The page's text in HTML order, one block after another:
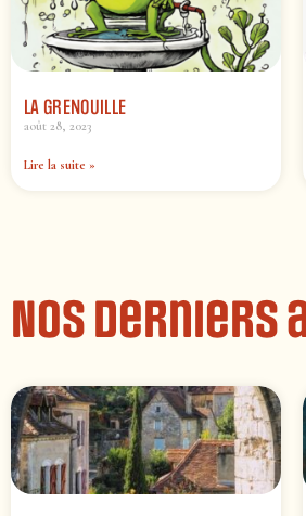
LA GRENOUILLE
août 28, 2023
Lire la suite »
Nos derniers